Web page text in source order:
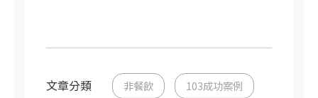
文章分類 非餐飲 103成功案例